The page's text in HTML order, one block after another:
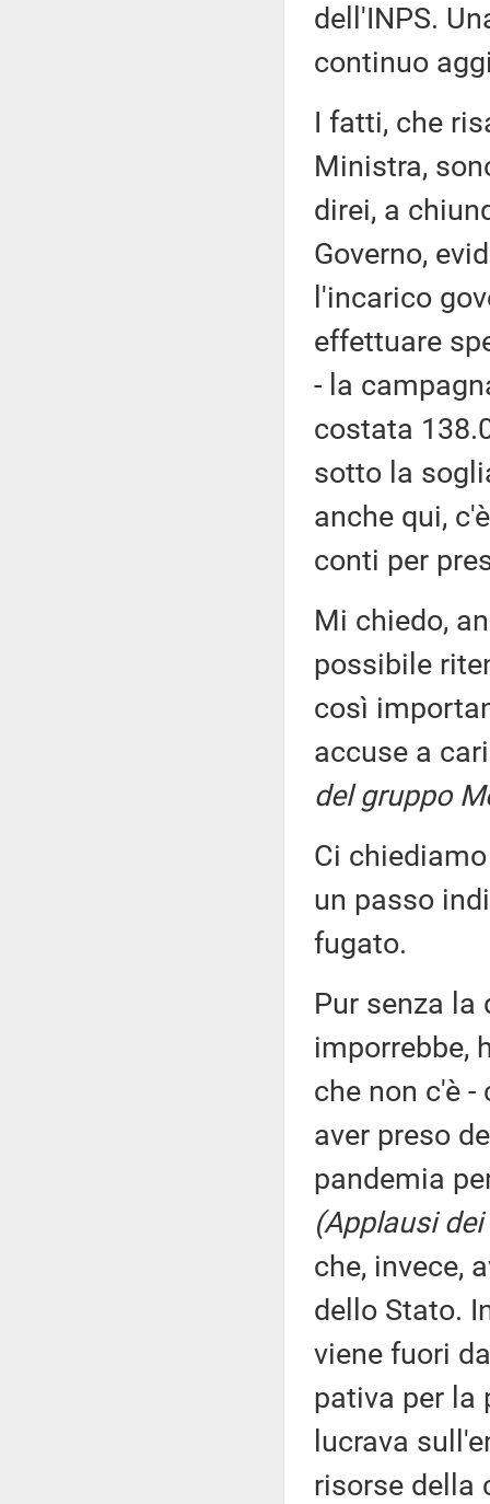
dell'INPS.
continuo
I fatti, che
Ministra,
direi, a
Governo,
l'incarico
effettuare
- la
costata
sotto la
anche qui,
conti per
Mi chiedo,
possibile
così
accuse a
del gruppo
Ci
un passo
fugato.
Pur senza
imporrebbe,
che non c'è
aver preso
pandemia
(Applausi
che, invece,
dello Stato.
viene fuori
pativa per la
lucrava
risorse della